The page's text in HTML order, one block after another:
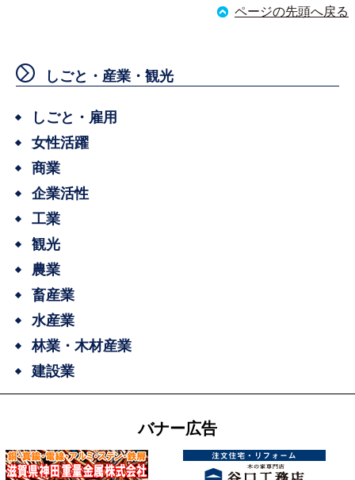
ページの先頭へ戻る
しごと・産業・観光
しごと・雇用
女性活躍
商業
企業活性
工業
観光
農業
畜産業
水産業
林業・木材産業
建設業
バナー広告